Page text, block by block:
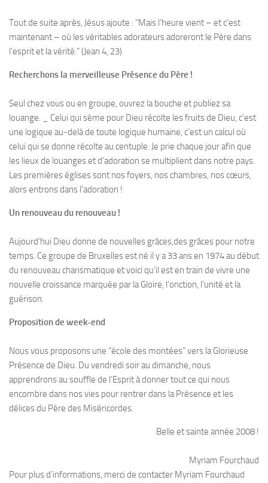
Tout de suite après, Jésus ajoute : “Mais l’heure vient – et c’est
maintenant – où les véritables adorateurs adoreront le Père dans
l’esprit et la vérité.” (Jean 4, 23)
Recherchons la merveilleuse Présence du Père !
Seul chez vous ou en groupe, ouvrez la bouche et publiez sa
louange. _ Celui qui sème pour Dieu récolte les fruits de Dieu, c’est
une logique au-delà de toute logique humaine, c’est un calcul où
celui qui se donne récolte au centuple. Je prie chaque jour afin que
les lieux de louanges et d’adoration se multiplient dans notre pays.
Les premières églises sont nos foyers, nos chambres, nos cœurs,
alors entrons dans l’adoration !
Un renouveau du renouveau !
Aujourd’hui Dieu donne de nouvelles grâces,des grâces pour notre
temps. Ce groupe de Bruxelles est né il y a 33 ans en 1974 au début
du renouveau charismatique et voici qu’il est en train de vivre une
nouvelle croissance marquée par la Gloire, l’onction, l’unité et la
guérison.
Proposition de week-end
Nous vous proposons une “école des montées” vers la Glorieuse
Présence de Dieu. Du vendredi soir au dimanche, nous
apprendrons au souffle de l’Esprit à donner tout ce qui nous
encombre dans nos vies pour rentrer dans la Présence et les
délices du Père des Miséricordes.
Belle et sainte année 2008 !
Myriam Fourchaud
Pour plus d’informations, merci de contacter Myriam Fourchaud